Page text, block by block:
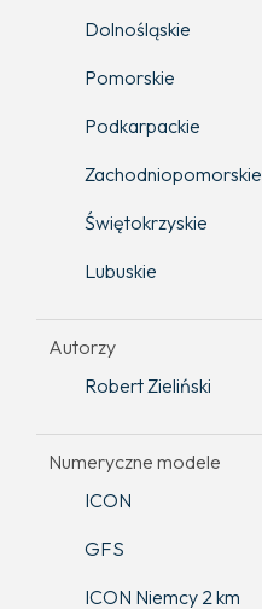
Dolnośląskie
Pomorskie
Podkarpackie
Zachodniopomorskie
Świętokrzyskie
Lubuskie
Autorzy
Robert Zieliński
Numeryczne modele
ICON
GFS
ICON Niemcy 2 km